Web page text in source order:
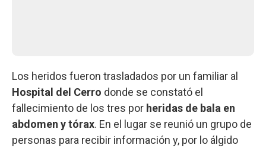
Los heridos fueron trasladados por un familiar al
Hospital del Cerro donde se constató el
fallecimiento de los tres por heridas de bala en
abdomen y tórax. En el lugar se reunió un grupo de
personas para recibir información y, por lo álgido